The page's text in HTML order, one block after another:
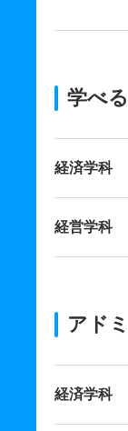
学べ
経済学科
経営学科
アド
経済学科